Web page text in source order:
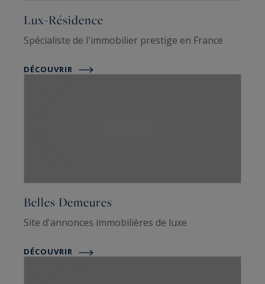
Lux-Résidence
Spécialiste de l'immobilier prestige en France
DÉCOUVRIR
Belles Demeures
Site d'annonces immobilières de luxe
DÉCOUVRIR